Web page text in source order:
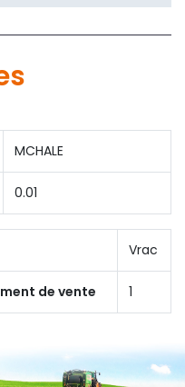
MCHALE
0.01
Vrac
de vente 1